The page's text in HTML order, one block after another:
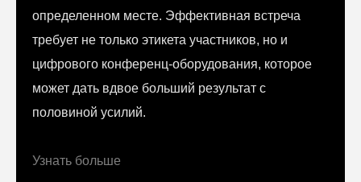
определенном месте. Эффективная встреча
требует не только этикета участников, но и
цифрового конференц-оборудования, которое
может дать вдвое больший результат с
половиной усилий.
Узнать больше